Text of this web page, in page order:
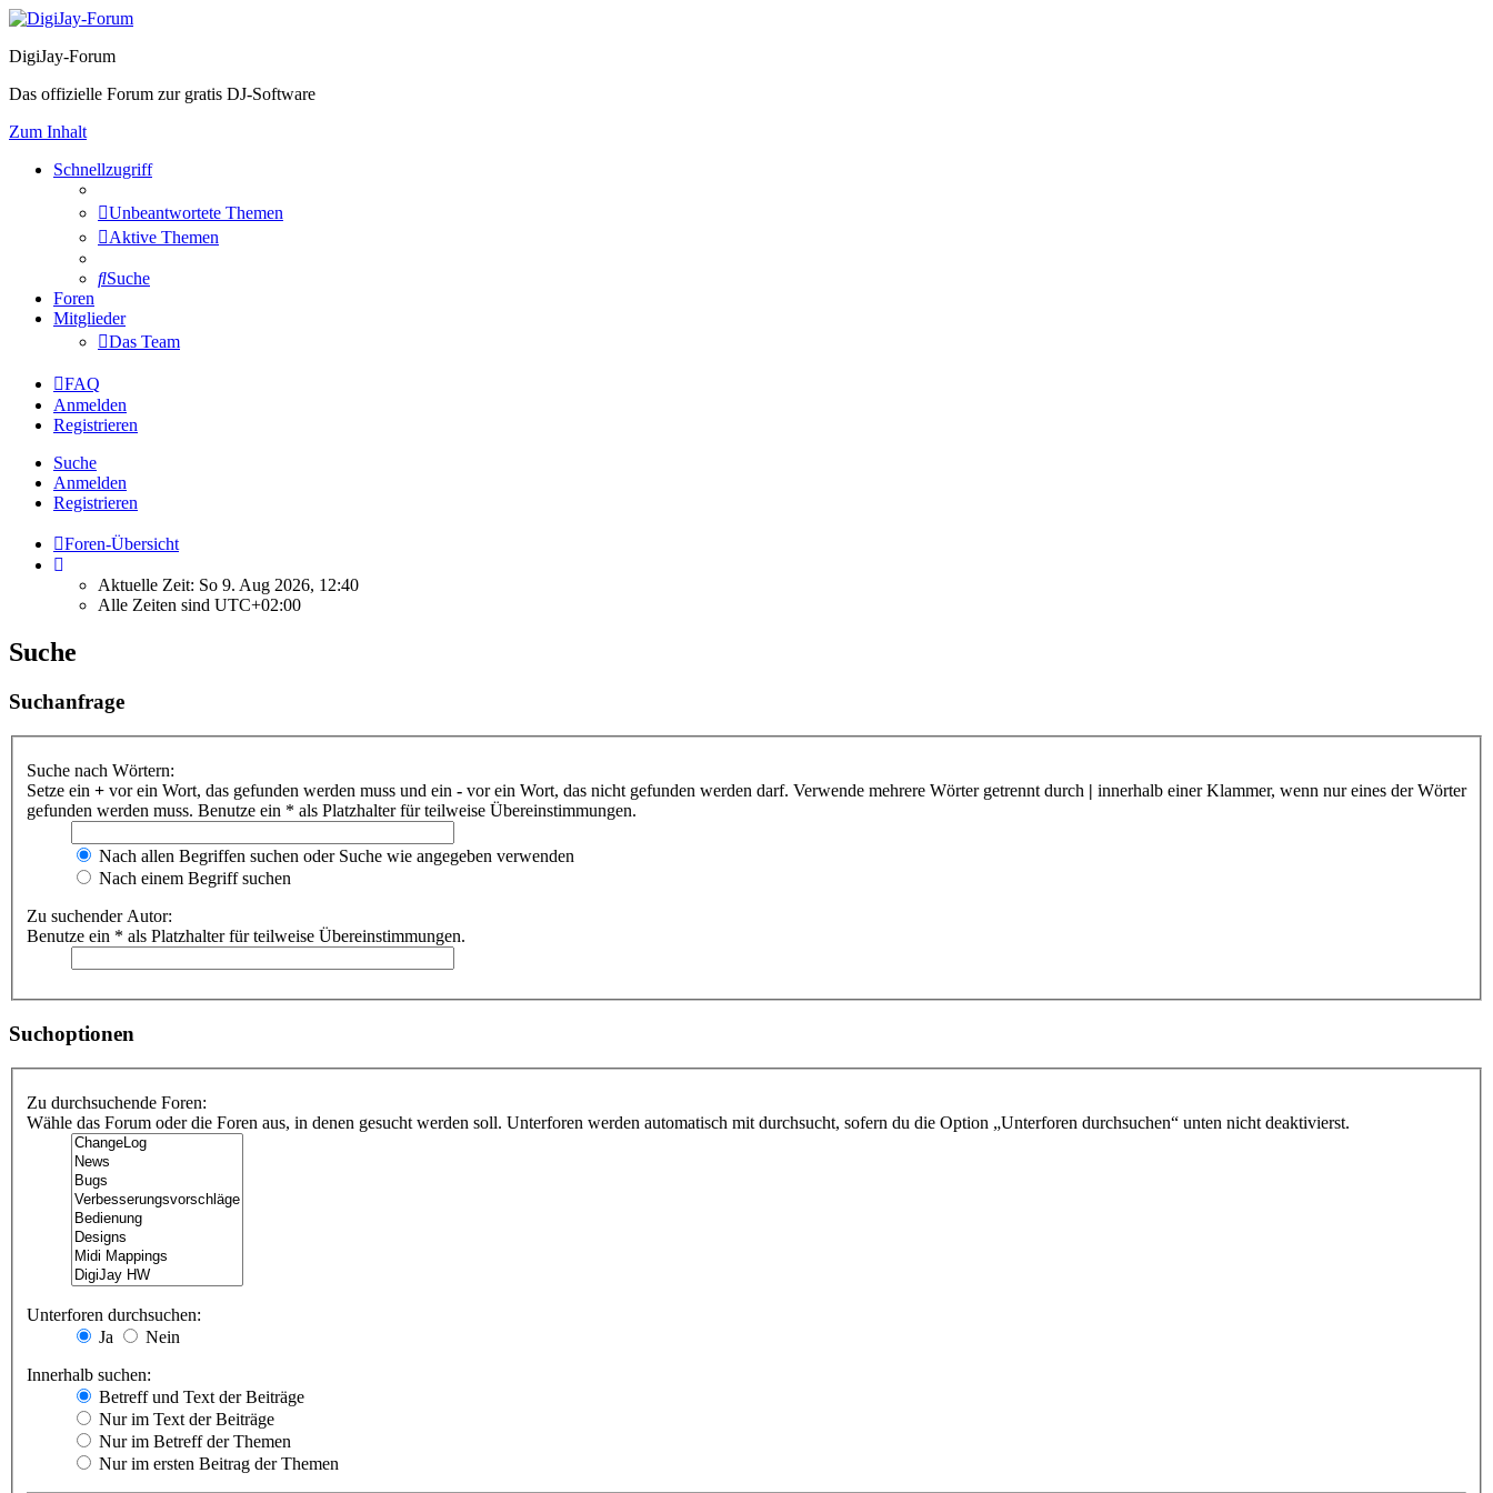
DigiJay-Forum
Das offizielle Forum zur gratis DJ-Software
Zum Inhalt
Schnellzugriff
Unbeantwortete Themen
Aktive Themen
Suche
Foren
Mitglieder
Das Team
FAQ
Anmelden
Registrieren
Suche
Anmelden
Registrieren
Foren-Übersicht
Aktuelle Zeit: So 9. Aug 2026, 12:40
Alle Zeiten sind UTC+02:00
Suche
Suchanfrage
Suche nach Wörtern:
Setze ein + vor ein Wort, das gefunden werden muss und ein - vor ein Wort, das nicht gefunden werden darf. Verwende mehrere Wörter getrennt durch | innerhalb einer Klammer, wenn nur eines der Wörter
gefunden werden muss. Benutze ein * als Platzhalter für teilweise Übereinstimmungen.
Nach allen Begriffen suchen oder Suche wie angegeben verwenden
Nach einem Begriff suchen
Zu suchender Autor:
Benutze ein * als Platzhalter für teilweise Übereinstimmungen.
Suchoptionen
Zu durchsuchende Foren:
Wähle das Forum oder die Foren aus, in denen gesucht werden soll. Unterforen werden automatisch mit durchsucht, sofern du die Option „Unterforen durchsuchen“ unten nicht deaktivierst.
Unterforen durchsuchen:
Ja
Nein
Innerhalb suchen:
Betreff und Text der Beiträge
Nur im Text der Beiträge
Nur im Betreff der Themen
Nur im ersten Beitrag der Themen